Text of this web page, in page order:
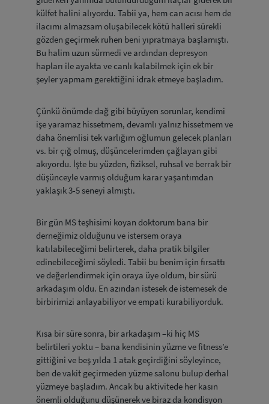
külfet halini alıyordu. Tabii ya, hem can acısı hem de
ilacımı almazsam oluşabilecek kötü halleri sürekli
gözden geçirmek ruhen beni yıpratmaya başlamıştı.
Bu halim uzun sürmedi ve ardından depresyon
hapları ile ayakta ve canlı kalabilmek için ek bir
şeyler yapmam gerektiğini idrak etmeye başladım.
Çünkü önümde dağ gibi büyüyen sorunlar, kendimi
işe yaramaz hissetmem, devamlı yalnız hissetmem ve
daha önemlisi tek varlığım oğlumun gelecek planları
vs. bir çığ olmuş, düşüncelerimden çağlayan gibi
akıyordu. İşte bu yüzden, fiziksel, ruhsal ve berrak bir
düşünceyle varmış olduğum karar yaşantımdan
yaklaşık 3-5 seneyi almıştı.
Bir gün MS teşhisimi koyan doktorum bana bir
derneğimiz olduğunu ve istersem oraya
katılabileceğimi belirterek, daha pratik bilgiler
edinebileceğimi söyledi. Tabii bu benim için fırsattı
ve değerlendirmek için oraya üye oldum, bir sürü
arkadaşım oldu. En azından istesek de istemesek de
birbirimizi anlayabiliyor ve empati kurabiliyorduk.
Kısa bir süre sonra, bir arkadaşım –ki hiç MS
belirtileri yoktu – bana kendisinin yüzme ve fitness’e
gittiğini ve beş yılda 1 atak geçirdiğini söyleyince,
ben de vakit geçirmeden yüzme salonu bulup derhal
yüzmeye başladım. Ancak bu aktivitede her kasın
önemli olduğunu düşünerek ve biraz da kondisyon